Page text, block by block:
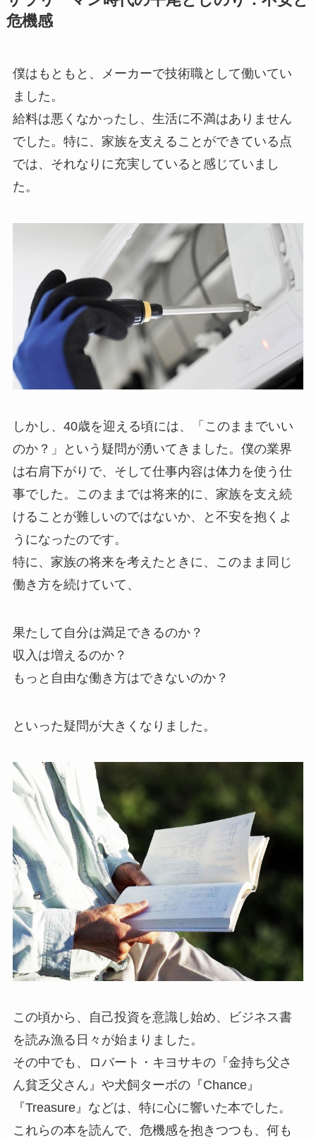
危機感
僕はもともと、メーカーで技術職として働いてい
ました。
給料は悪くなかったし、生活に不満はありません
でした。特に、家族を支えることができている点
では、それなりに充実していると感じていまし
た。
しかし、40歳を迎える頃には、「このままでいい
のか？」という疑問が湧いてきました。僕の業界
は右肩下がりで、そして仕事内容は体力を使う仕
事でした。このままでは将来的に、家族を支え続
けることが難しいのではないか、と不安を抱くよ
うになったのです。
特に、家族の将来を考えたときに、このまま同じ
働き方を続けていて、
果たして自分は満足できるのか？
収入は増えるのか？
もっと自由な働き方はできないのか？
といった疑問が大きくなりました。
この頃から、自己投資を意識し始め、ビジネス書
を読み漁る日々が始まりました。
その中でも、ロバート・キヨサキの『金持ち父さ
ん貧乏父さん』や犬飼ターボの『Chance』
『Treasure』などは、特に心に響いた本でした。
これらの本を読んで、危機感を抱きつつも、何も